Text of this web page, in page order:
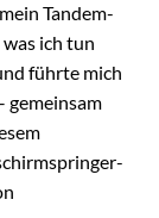
Tandem-
ich tun
führte mich
gemeinsam